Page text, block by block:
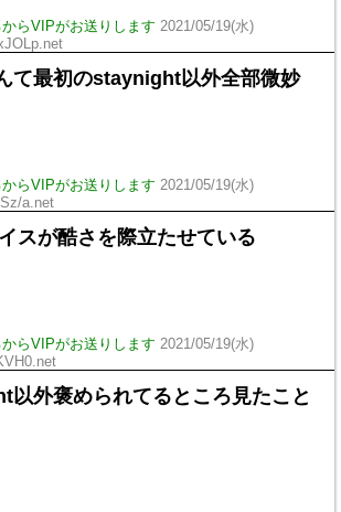
らVIPがお送りします 2021/05/19(水)
て最初のstaynight以外全部微妙
らVIPがお送りします 2021/05/19(水)
a.net
スが酷さを際立たせている
らVIPがお送りします 2021/05/19(水)
外褒められてるところ見たこと